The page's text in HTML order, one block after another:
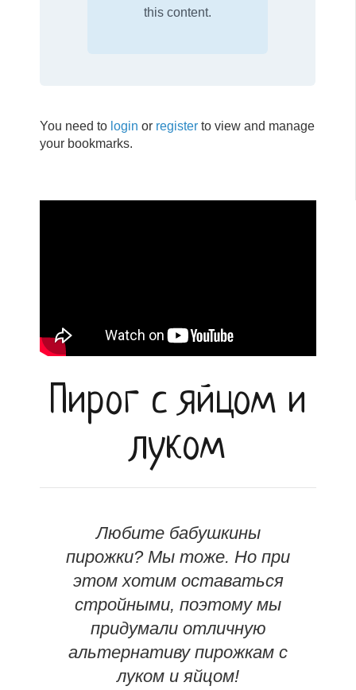
this content.
You need to login or register to view and manage
your bookmarks.
Пирог с яйцом и
луком
Любите бабушкины
пирожки? Мы тоже. Но при
этом хотим оставаться
стройными, поэтому мы
придумали отличную
альтернативу пирожкам с
луком и яйцом!